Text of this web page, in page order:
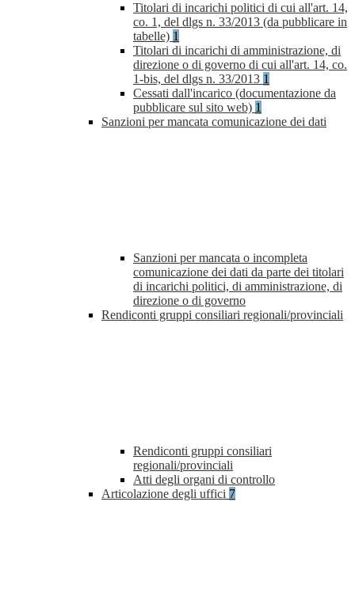
Titolari di incarichi politici di cui all'art. 14,
co. 1, del dlgs n. 33/2013 (da pubblicare in
tabelle) 1
Titolari di incarichi di amministrazione, di
direzione o di governo di cui all'art. 14, co.
1-bis, del dlgs n. 33/2013 1
Cessati dall'incarico (documentazione da
pubblicare sul sito web) 1
Sanzioni per mancata comunicazione dei dati
Sanzioni per mancata o incompleta
comunicazione dei dati da parte dei titolari
di incarichi politici, di amministrazione, di
direzione o di governo
Rendiconti gruppi consiliari regionali/provinciali
Rendiconti gruppi consiliari
regionali/provinciali
Atti degli organi di controllo
Articolazione degli uffici 7